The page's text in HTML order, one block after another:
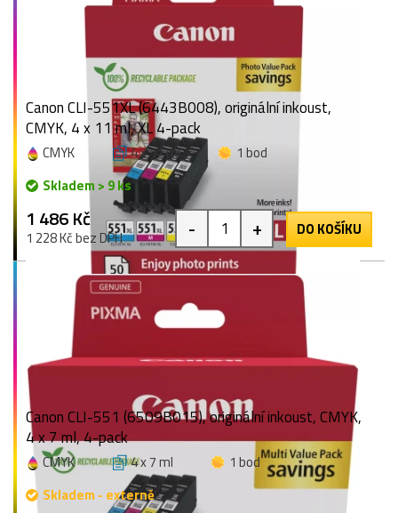
Canon CLI-551XL (6443B008), originální inkoust,
CMYK, 4 x 11 ml, XL 4-pack
CMYK 4 x 11 ml
1 bod
Skladem > 9 ks
1 486 Kč
1 228 Kč bez DPH - + DO KOŠÍKU
Canon CLI-551 (6509B015), originální inkoust, CMYK,
4 x 7 ml, 4-pack
CMYK 4 x 7 ml
1 bod
Skladem - externě